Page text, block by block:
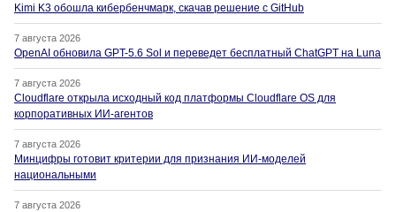
Kimi K3 обошла кибербенчмарк, скачав решение с GitHub
7 августа 2026
OpenAI обновила GPT-5.6 Sol и переведет бесплатный ChatGPT на Luna
7 августа 2026
Cloudflare открыла исходный код платформы Cloudflare OS для
корпоративных ИИ-агентов
7 августа 2026
Минцифры готовит критерии для признания ИИ-моделей
национальными
7 августа 2026